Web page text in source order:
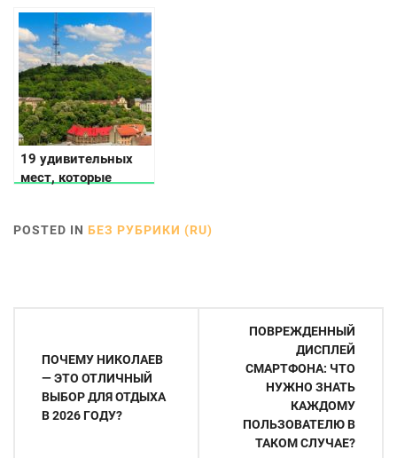
минулого й
сьогодення Києва
19 удивительных
мест, которые
POSTED IN БЕЗ РУБРИКИ (RU)
записям
ПОЧЕМУ НИКОЛАЕВ
— ЭТО ОТЛИЧНЫЙ
ВЫБОР ДЛЯ ОТДЫХА
В 2026 ГОДУ?
ПОВРЕЖДЕННЫЙ
ДИСПЛЕЙ
СМАРТФОНА: ЧТО
НУЖНО ЗНАТЬ
КАЖДОМУ
ПОЛЬЗОВАТЕЛЮ В
ТАКОМ СЛУЧАЕ?